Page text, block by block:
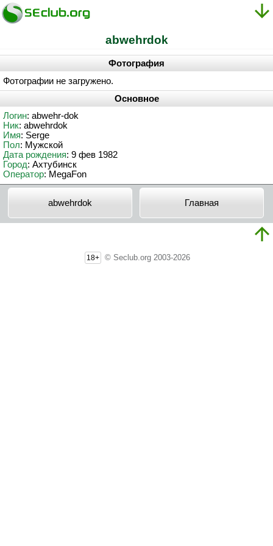
abwehrdok
Фотография
Фотографии не загружено.
Основное
Логин: abwehr-dok
Ник: abwehrdok
Имя: Serge
Пол: Мужской
Дата рождения: 9 фев 1982
Город: Ахтубинск
Оператор: MegaFon
abwehrdok Главная
18+ © Seclub.org 2003-2026